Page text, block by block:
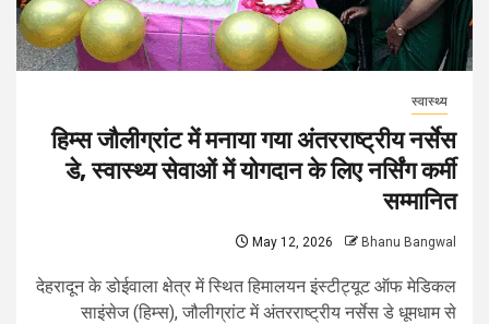
स्वास्थ्य
हिम्स जौलीग्रांट में मनाया गया अंतरराष्ट्रीय नर्सेस
डे, स्वास्थ्य सेवाओं में योगदान के लिए नर्सिंग कर्मी
सम्मानित
May 12, 2026 Bhanu Bangwal
देहरादून के डोईवाला क्षेत्र में स्थित हिमालयन इंस्टीट्यूट ऑफ मेडिकल
साइंसेज (हिम्स), जौलीग्रांट में अंतरराष्ट्रीय नर्सेस डे धूमधाम से